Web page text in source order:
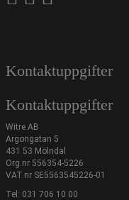
Kontaktuppgifter
Kontaktuppgifter
Witre AB
Argongatan 5
431 53 Mölndal
Org.nr 556354-5226
VAT.nr SE5563545226-01
Tel: 031 706 10 00